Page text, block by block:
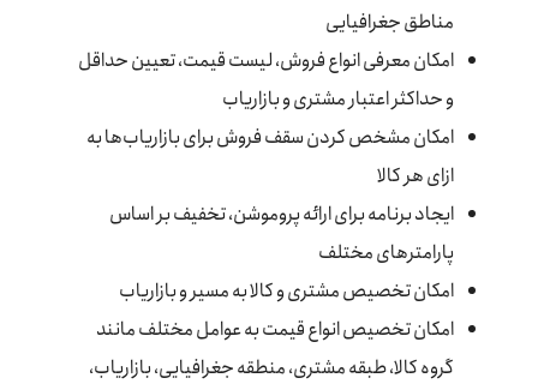
مناطق جغرافیایی
امکان معرفی انواع فروش، لیست قیمت، تعیین حداقل
و حداکثر اعتبار مشتری و بازاریاب
امکان مشخص کردن سقف فروش برای بازاریاب‌ها به
ازای هر کالا
ایجاد برنامه برای ارائه پروموشن‌، تخفیف بر اساس
پارامترهای مختلف
امکان تخصیص مشتری و کالا به مسیر و بازاریاب
امکان تخصیص انواع قیمت به عوامل مختلف مانند
گروه کالا، طبقه مشتری، منطقه جغرافیایی، بازاریاب،